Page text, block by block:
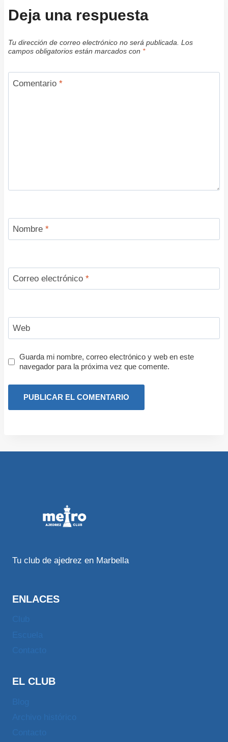
Deja una respuesta
Tu dirección de correo electrónico no será publicada. Los
campos obligatorios están marcados con *
Comentario *
Nombre *
Correo electrónico *
Web
Guarda mi nombre, correo electrónico y web en este
navegador para la próxima vez que comente.
Tu club de ajedrez en Marbella
ENLACES
EL CLUB